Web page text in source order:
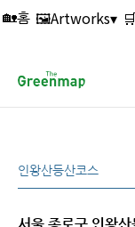
🏡홈 🖼️Artworks▾
인왕산등산코스